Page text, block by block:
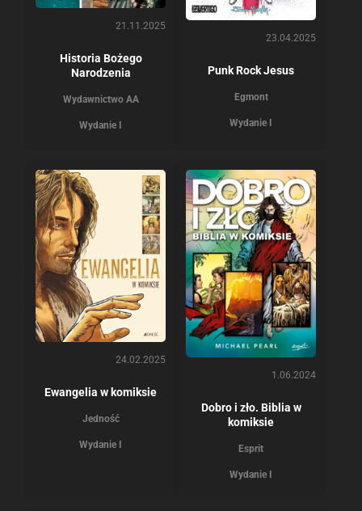
21.11.2025
Historia Bożego
Narodzenia
Wydawnictwo AA
Wydanie I
23.04.2025
Punk Rock Jesus
Egmont
Wydanie I
24.02.2025
Ewangelia w komiksie
Jedność
Wydanie I
1.06.2024
Dobro i zło. Biblia w
komiksie
Esprit
Wydanie I